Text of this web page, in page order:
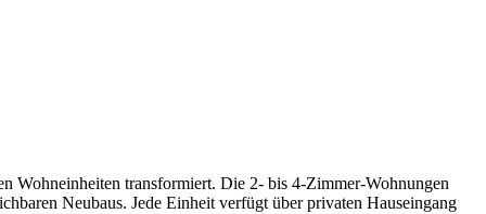
Wohneinheiten transformiert. Die 2- bis 4-Zimmer-Wohnungen
Neubaus. Jede Einheit verfügt über privaten Hauseingang